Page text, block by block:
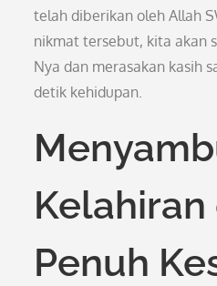
telah diberikan oleh Allah
nikmat tersebut, kita akan
Nya dan merasakan kasih
detik kehidupan.
Penuh